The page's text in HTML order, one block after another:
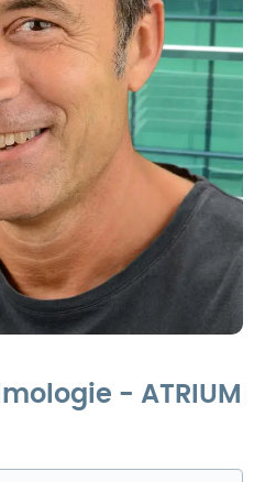
- ATRIUM